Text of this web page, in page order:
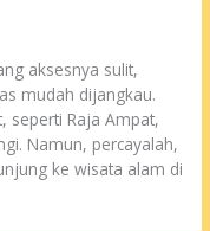
aksesnya sulit,
mudah dijangkau.
seperti Raja Ampat,
Namun, percayalah,
ke wisata alam di